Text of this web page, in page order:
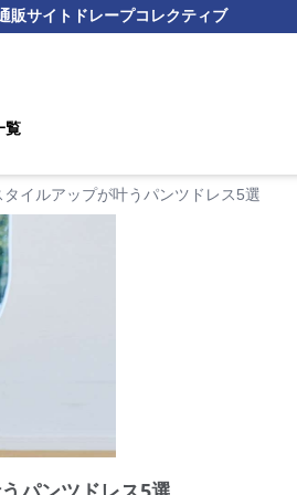
販サイト ドレープコレクティブ
覧
イルアップが叶うパンツドレス5選